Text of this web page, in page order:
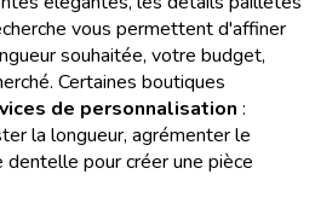
vous permettent d'affiner
souhaitée, votre budget,
Certaines boutiques
de personnalisation :
la longueur, agrémenter le
pour créer une pièce